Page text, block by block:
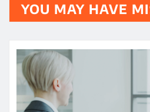
YOU MAY HAVE